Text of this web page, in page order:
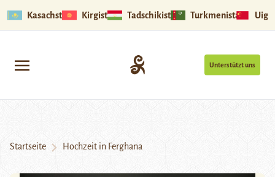
Kasachstan Kirgistan Tadschikistan Turkmenistan
Unterstützt uns
Startseite Hochzeit in Ferghana